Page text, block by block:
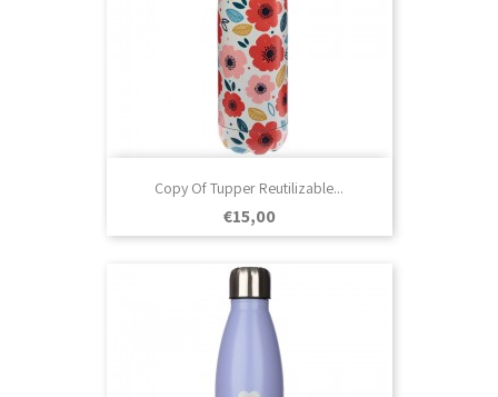
Copy Of Tupper Reutilizable...
Prezo
€15,00